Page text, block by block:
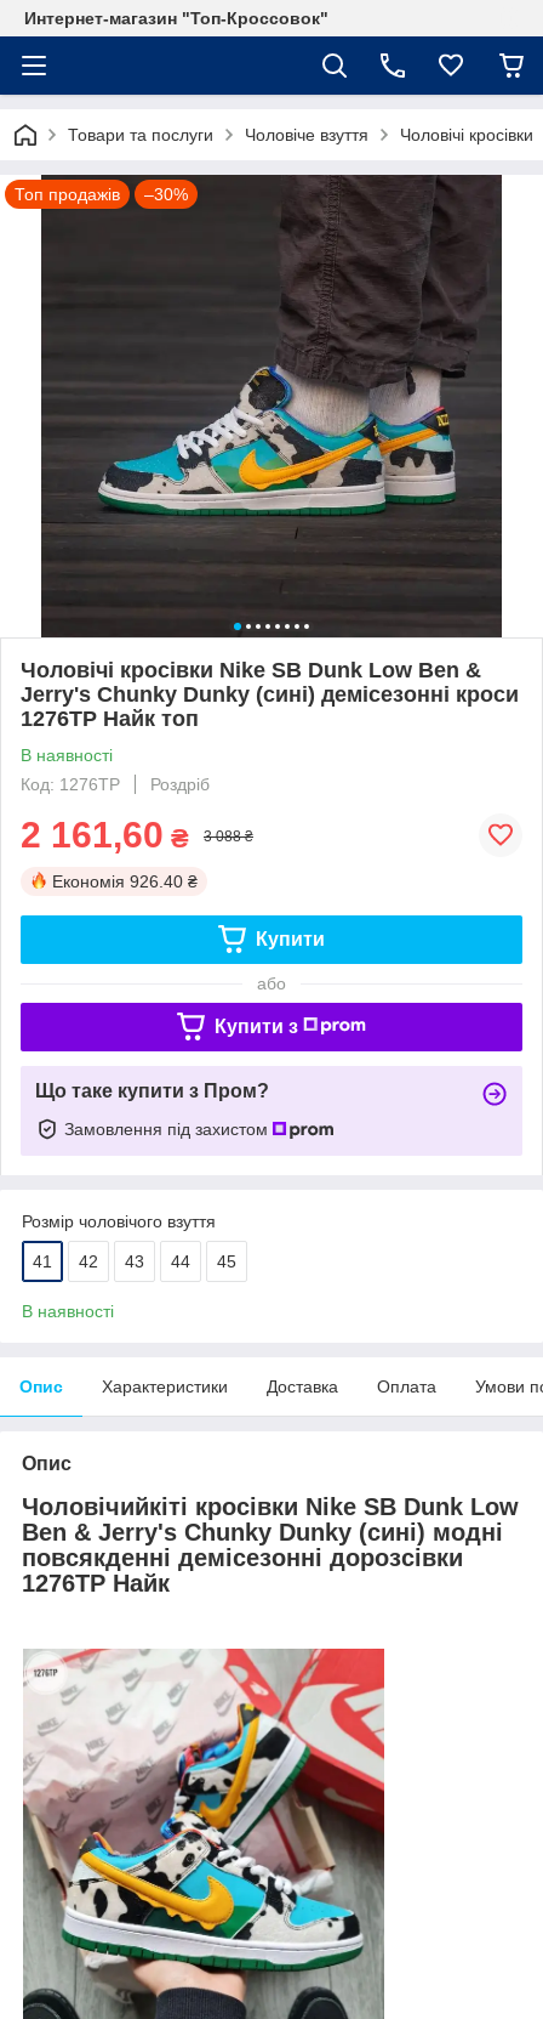
Интернет-магазин "Топ-Кроссовок"
Товари та послуги Чоловіче взуття Чоловічі кросівки
Топ продажів –30%
Чоловічі кросівки Nike SB Dunk Low Ben &
Jerry's Chunky Dunky (сині) демісезонні кроси
1276TP Найк топ
В наявності
Код: 1276TP
Роздріб
2 161,60 ₴ 3 088 ₴
Економія 926.40 ₴
Купити
або
Купити з
Що таке купити з Пром?
Замовлення під захистом
Розмір чоловічого взуття
41 42 43 44 45
В наявності
Опис Характеристики Доставка Оплата Умови
Опис
Чоловічийкiті кросівки Nike SB Dunk Low
Ben & Jerry's Chunky Dunky (сині) модні
повсякденні демісезонні дорозсівки
1276TP Найк